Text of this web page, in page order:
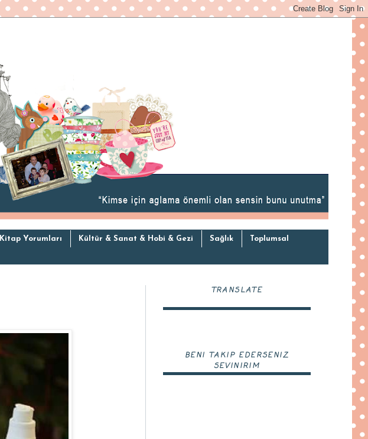
Kitap Yorumları Kültür & Sanat & Hobi & Gezi Sağlık Toplumsal
TRANSLATE
BENI TAKIP EDERSENIZ
SEVINIRIM